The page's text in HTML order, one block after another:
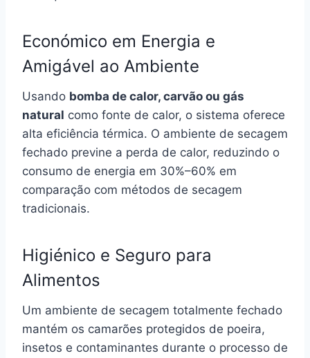
Económico em Energia e
Amigável ao Ambiente
Usando bomba de calor, carvão ou gás
natural como fonte de calor, o sistema oferece
alta eficiência térmica. O ambiente de secagem
fechado previne a perda de calor, reduzindo o
consumo de energia em 30%–60% em
comparação com métodos de secagem
tradicionais.
Higiénico e Seguro para
Alimentos
Um ambiente de secagem totalmente fechado
mantém os camarões protegidos de poeira,
insetos e contaminantes durante o processo de